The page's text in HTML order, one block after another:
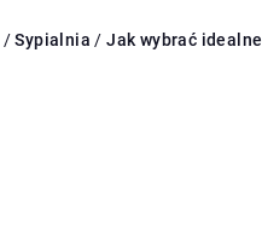
/Sypialnia /Jak wybrać idealne